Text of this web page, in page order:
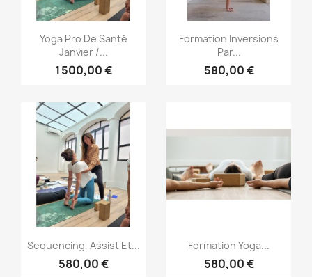
Aperçu rapide
Yoga Pro De Santé
Janvier /...
1 500,00 €
Aperçu rapide
Formation Inversions
Par...
580,00 €
Aperçu rapide
Sequencing, Assist Et...
580,00 €
Aperçu rapide
Formation Yoga...
580,00 €